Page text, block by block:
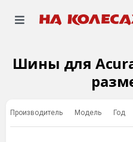
Шины для Acura
Производитель Модель Год